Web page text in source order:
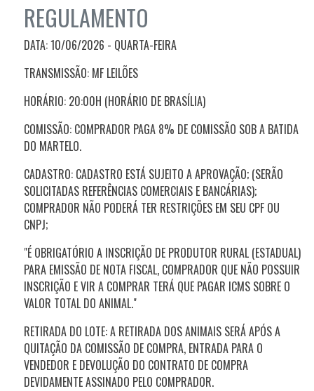
REGULAMENTO
DATA: 10/06/2026 - QUARTA-FEIRA
TRANSMISSÃO: MF LEILÕES
HORÁRIO: 20:00H (HORÁRIO DE BRASÍLIA)
COMISSÃO: COMPRADOR PAGA 8% DE COMISSÃO SOB A BATIDA
DO MARTELO.
CADASTRO: CADASTRO ESTÁ SUJEITO A APROVAÇÃO; (SERÃO
SOLICITADAS REFERÊNCIAS COMERCIAIS E BANCÁRIAS);
COMPRADOR NÃO PODERÁ TER RESTRIÇÕES EM SEU CPF OU
CNPJ;
"É OBRIGATÓRIO A INSCRIÇÃO DE PRODUTOR RURAL (ESTADUAL)
PARA EMISSÃO DE NOTA FISCAL, COMPRADOR QUE NÃO POSSUIR
INSCRIÇÃO E VIR A COMPRAR TERÁ QUE PAGAR ICMS SOBRE O
VALOR TOTAL DO ANIMAL."
RETIRADA DO LOTE: A RETIRADA DOS ANIMAIS SERÁ APÓS A
QUITAÇÃO DA COMISSÃO DE COMPRA, ENTRADA PARA O
VENDEDOR E DEVOLUÇÃO DO CONTRATO DE COMPRA
DEVIDAMENTE ASSINADO PELO COMPRADOR.